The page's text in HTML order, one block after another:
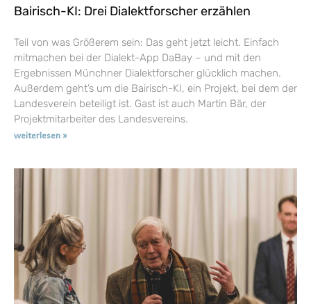
Bairisch-KI: Drei Dialektforscher erzählen
Teil von was Größerem sein: Das geht jetzt leicht. Einfach
mitmachen bei der Dialekt-App DaBay – und mit den
Ergebnissen Münchner Dialektforscher glücklich machen.
Außerdem geht’s um die Bairisch-KI, ein Projekt, bei dem der
Landesverein beteiligt ist. Gast ist auch Martin Bär, der
Projektmitarbeiter des Landesvereins.
weiterlesen »